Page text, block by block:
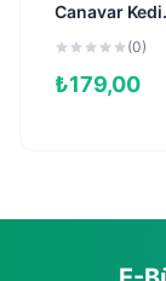
Canavar Kedi
Oyuncağı(0)
₺179,00